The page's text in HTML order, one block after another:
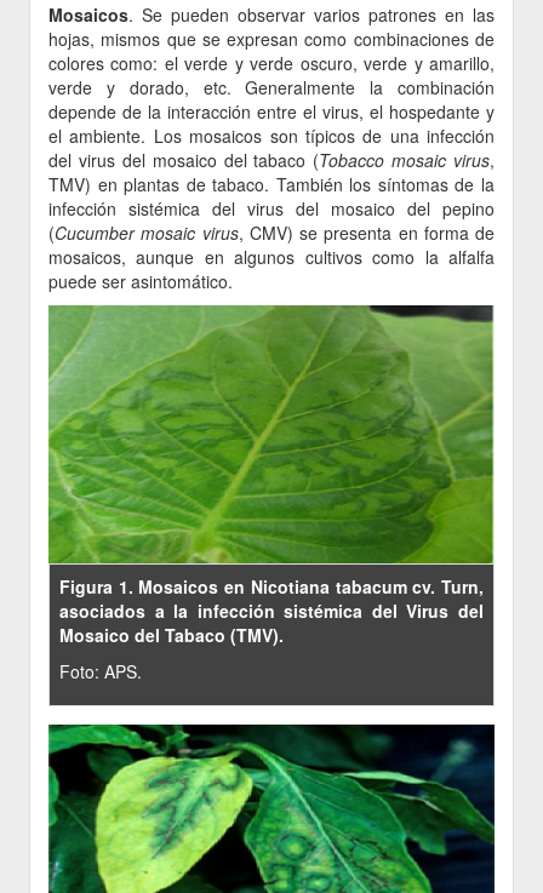
Mosaicos. Se pueden observar varios patrones en las
hojas, mismos que se expresan como combinaciones de
colores como: el verde y verde oscuro, verde y amarillo,
verde y dorado, etc. Generalmente la combinación
depende de la interacción entre el virus, el hospedante y
el ambiente. Los mosaicos son típicos de una infección
del virus del mosaico del tabaco (Tobacco mosaic virus,
TMV) en plantas de tabaco. También los síntomas de la
infección sistémica del virus del mosaico del pepino
(Cucumber mosaic virus, CMV) se presenta en forma de
mosaicos, aunque en algunos cultivos como la alfalfa
puede ser asintomático.
Figura 1. Mosaicos en Nicotiana tabacum cv. Turn,
asociados a la infección sistémica del Virus del
Mosaico del Tabaco (TMV).
Foto: APS.